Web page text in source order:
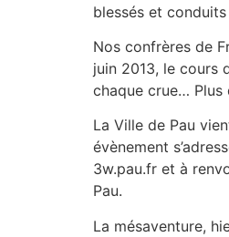
blessés et
Nos confrères de
juin 2013, le cours
chaque crue… Plus
La Ville de Pau
évènement
3w.pau.fr et à
Pau.
La mésaventure,